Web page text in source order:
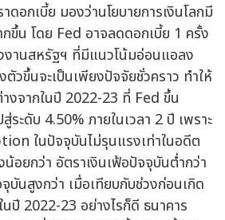
อกเบี้ย มองว่านโยบายการเงินโลกมี
ขึ้น โดย Fed อาจลดดอกเบี้ย 1 ครั้ง
งานสหรัฐฯ ที่มีแนวโน้มอ่อนแอลง
ตัวขึ้นจะเป็นเพียงปัจจัยชั่วคราว ทำให้
งจากในปี 2022-23 ที่ Fed ขึ้น
ระดับ 4.50% ภายในเวลา 2 ปี เพราะ
ในปัจจุบันไม่รุนแรงเท่าในอดีต
น้อยกว่า อัตราเงินเฟ้อปัจจุบันต่ำกว่า
บันสูงกว่า เมื่อเทียบกับช่วงก่อนเกิด
นปี 2022-23 อย่างไรก็ดี ธนาคาร